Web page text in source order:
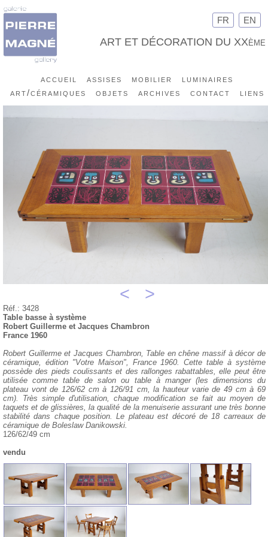
FR EN
ART ET DÉCORATION DU XXème
accueil assises mobilier
luminaires
art/céramiques
objets archives contact liens
< >
Réf.: 3428
Table basse à système
Robert Guillerme et Jacques Chambron
France 1960
Robert Guillerme et Jacques Chambron, Table en chêne massif à décor de
céramique, édition "Votre Maison", France 1960. Cette table à système
possède des pieds coulissants et des rallonges rabattables, elle peut être
utilisée comme table de salon ou table à manger (les dimensions du
plateau vont de 126/62 cm à 126/91 cm, la hauteur varie de 49 cm à 69
cm). Très simple d'utilisation, chaque modification se fait au moyen de
taquets et de glissières, la qualité de la menuiserie assurant une très bonne
stabilité dans chaque position. Le plateau est décoré de 18 carreaux de
céramique de Boleslaw Danikowski.
126/62/49 cm
vendu